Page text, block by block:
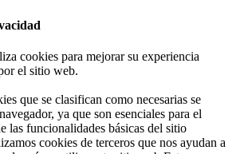
cookies para mejorar su experiencia
el sitio web.
que se clasifican como necesarias se
ya que son esenciales para el
las funcionalidades básicas del sitio
cookies de terceros que nos ayudan a